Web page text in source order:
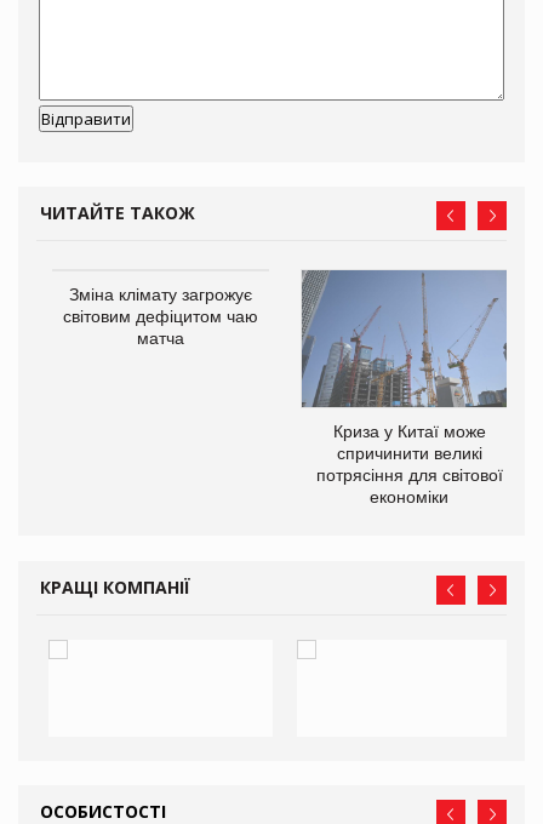
ЧИТАЙТЕ ТАКОЖ
Зміна клімату загрожує
світовим дефіцитом чаю
матча
Криза у Китаї може
спричинити великі
потрясіння для світової
економіки
КРАЩІ КОМПАНІЇ
ОСОБИСТОСТІ